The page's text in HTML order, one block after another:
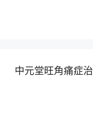
中元堂旺角痛症